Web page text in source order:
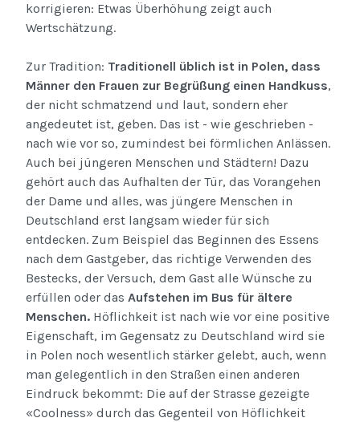
korrigieren: Etwas Überhöhung zeigt auch
Wertschätzung.
Zur Tradition: Traditionell üblich ist in Polen, dass
Männer den Frauen zur Begrüßung einen Handkuss,
der nicht schmatzend und laut, sondern eher
angedeutet ist, geben. Das ist - wie geschrieben -
nach wie vor so, zumindest bei förmlichen Anlässen.
Auch bei jüngeren Menschen und Städtern! Dazu
gehört auch das Aufhalten der Tür, das Vorangehen
der Dame und alles, was jüngere Menschen in
Deutschland erst langsam wieder für sich
entdecken. Zum Beispiel das Beginnen des Essens
nach dem Gastgeber, das richtige Verwenden des
Bestecks, der Versuch, dem Gast alle Wünsche zu
erfüllen oder das Aufstehen im Bus für ältere
Menschen. Höflichkeit ist nach wie vor eine positive
Eigenschaft, im Gegensatz zu Deutschland wird sie
in Polen noch wesentlich stärker gelebt, auch, wenn
man gelegentlich in den Straßen einen anderen
Eindruck bekommt: Die auf der Strasse gezeigte
«Coolness» durch das Gegenteil von Höflichkeit